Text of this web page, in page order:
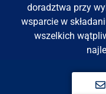
doradztwa przy
wsparcie w
wszelkich